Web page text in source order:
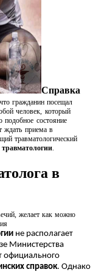
Справка
гражданин посещал
человек, который
подобное состояние
ждать приема в
травматологический
.
в
желает как можно
не располагает
Министерства
официального
справок. Однако